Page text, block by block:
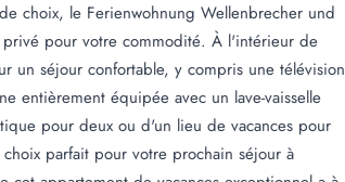
choix, le Ferienwohnung Wellenbrecher und
pour votre commodité. À l'intérieur de
un séjour confortable, y compris une télévision
entièrement équipée avec un lave-vaisselle
pour deux ou d'un lieu de vacances pour
parfait pour votre prochain séjour à